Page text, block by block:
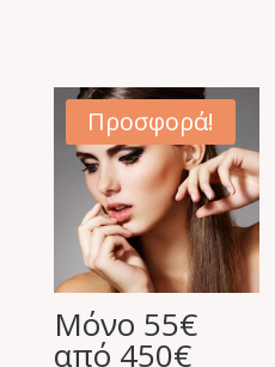
Προσφορά!
Μόνο 55€
από 450€